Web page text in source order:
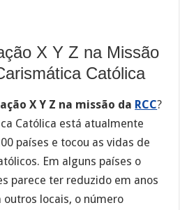
X Y Z na Missão
Católica
X Y Z na missão da RCC?
Católica está atualmente
países e tocou as vidas de
Em alguns países o
parece ter reduzido em anos
locais, o número